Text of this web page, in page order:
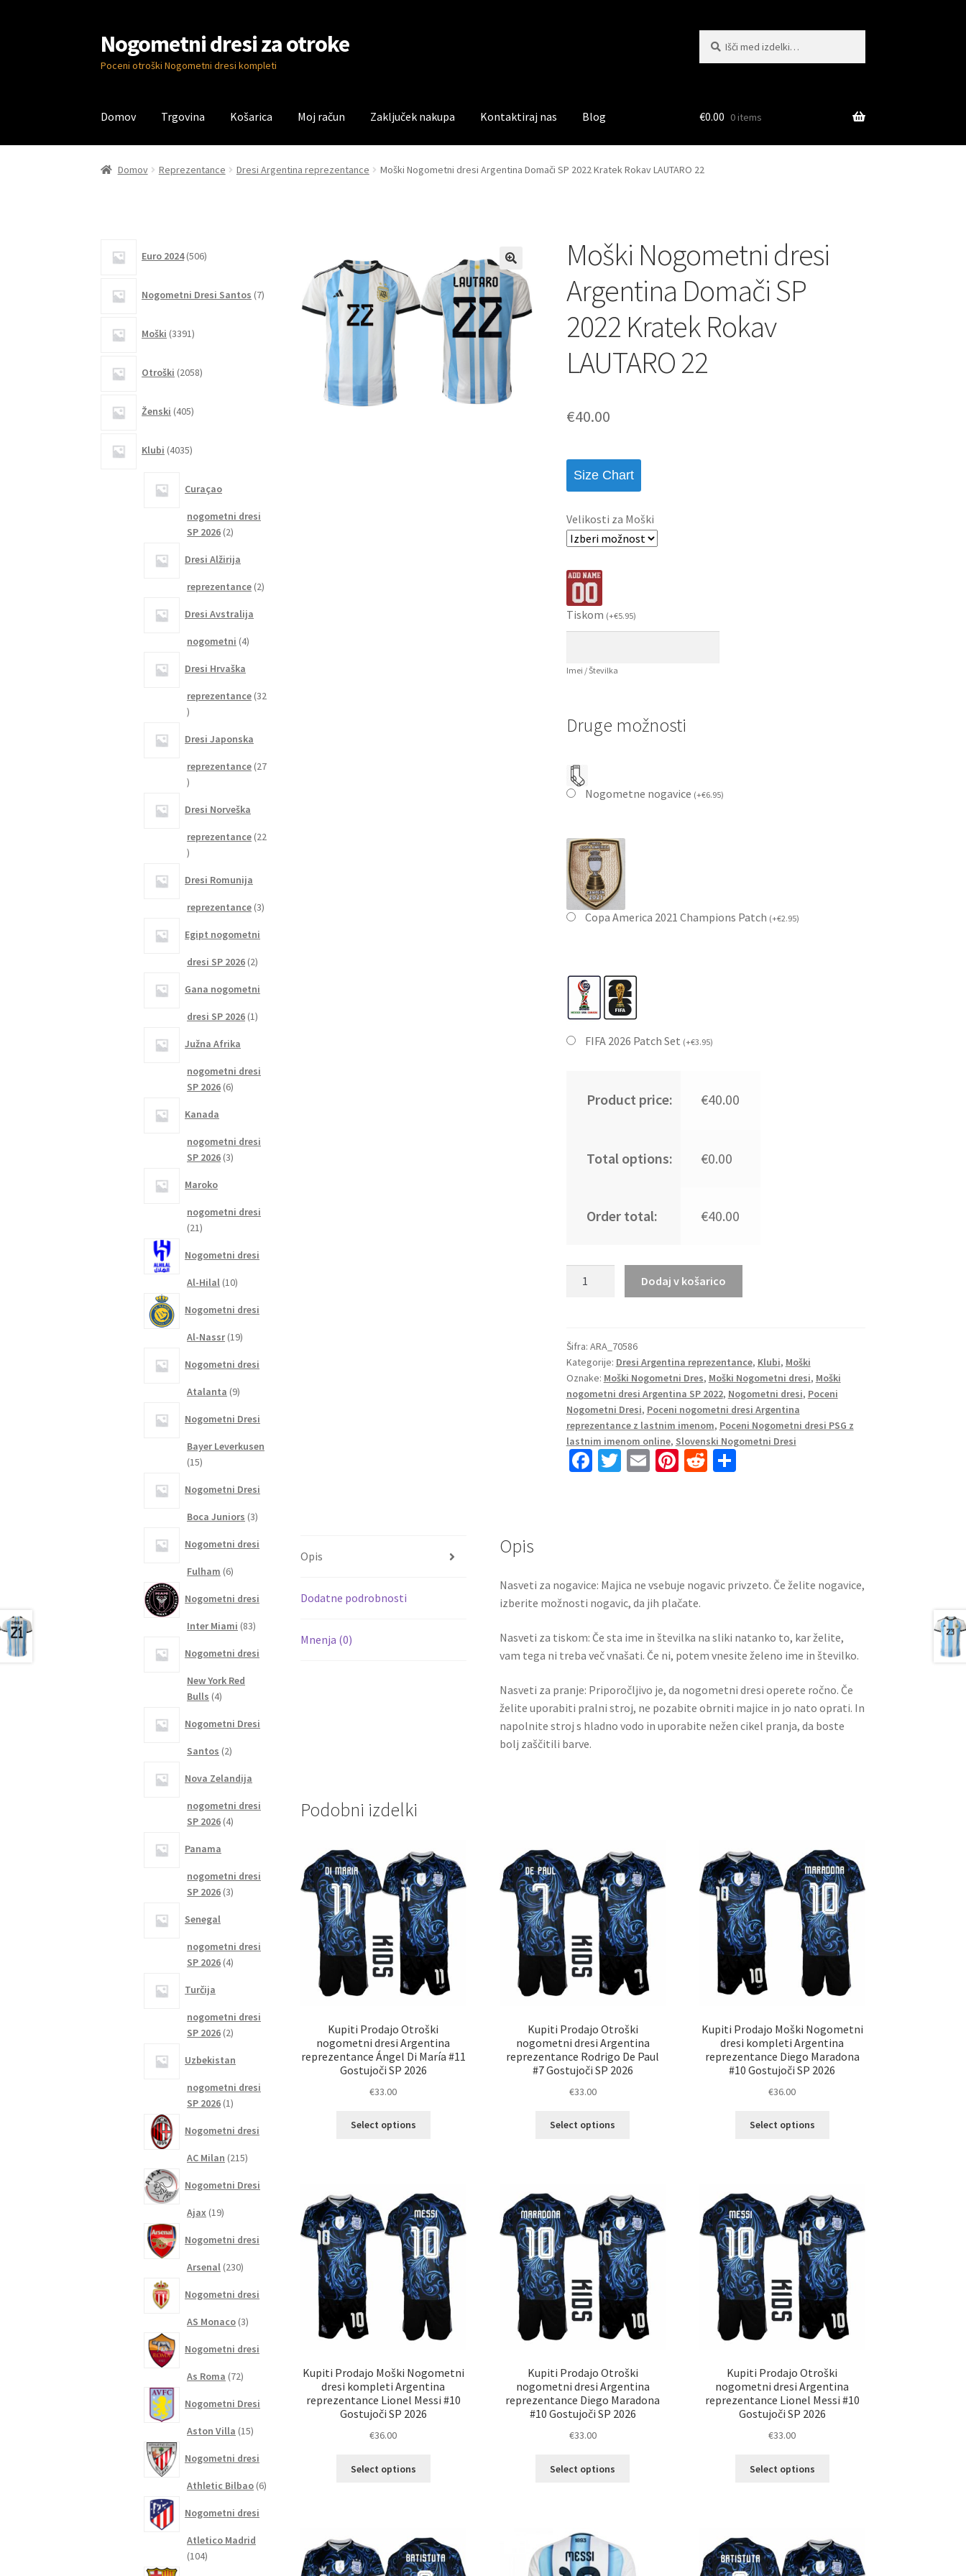
Skip
to
navigation
Skip
to
content
Nogometni dresi za otroke
Poceni otroški Nogometni dresi kompleti
Domov Trgovina Košarica Moj račun Zaključek nakupa Kontaktiraj nas Blog
Domov BlogKontaktiraj nas Košarica Moj račun Trgovina Zaključek nakupa
€0.00 0 items
Domov Reprezentance Dresi Argentina reprezentance Moški Nogometni dresi Argentina Domači SP 2022 Kratek Rokav LAUTARO 22
Moški Nogometni dresi
Argentina Domači SP
2022 Kratek Rokav
LAUTARO 22
€40.00
Size Chart
Velikosti za Moški
Tiskom (+€5.95)
Imei / Številka
Druge možnosti
Nogometne nogavice (+€6.95)
Copa America 2021 Champions Patch (+€2.95)
FIFA 2026 Patch Set (+€3.95)
Product price: €40.00
Total options: €0.00
Order total: €40.00
Domači
SP
2022
Kratek
Rokav
LAUTARO
22
količina
Dodaj v košarico
Šifra: ARA_70586
Kategorije: Dresi Argentina reprezentance, Klubi, Moški
Oznake: Moški Nogometni Dres, Moški Nogometni dresi, Moški
nogometni dresi Argentina SP 2022, Nogometni dresi, Poceni
Nogometni Dresi, Poceni nogometni dresi Argentina
reprezentance z lastnim imenom, Poceni Nogometni dresi PSG z
lastnim imenom online, Slovenski Nogometni Dresi
Fa
k
T E Pi R S
Opis
Dodatne podrobnosti
Mnenja (0)
Opis
Nasveti za nogavice: Majica ne vsebuje nogavic privzeto. Če želite nogavice,
izberite možnosti nogavic, da jih plačate.
Nasveti za tiskom: Če sta ime in številka na sliki natanko to, kar želite,
vam tega ni treba več vnašati. Če ni, potem vnesite želeno ime in številko.
Nasveti za pranje: Priporočljivo je, da nogometni dresi operete ročno. Če
želite uporabiti pralni stroj, ne pozabite obrniti majice in jo nato oprati. In
napolnite stroj s hladno vodo in uporabite nežen cikel pranja, da boste
bolj zaščitili barve.
Podobni izdelki
Kupiti Prodajo Otroški
nogometni dresi Argentina
reprezentance Ángel Di María #11
Gostujoči SP 2026
€33.00
Select options
Možnosti
lahko
izberete
na
strani
izdelka
Kupiti Prodajo Otroški
nogometni dresi Argentina
reprezentance Rodrigo De Paul
#7 Gostujoči SP 2026
€33.00
Select options
Možnosti
lahko
izberete
na
strani
izdelka
Kupiti Prodajo Moški Nogometni
dresi kompleti Argentina
reprezentance Diego Maradona
#10 Gostujoči SP 2026
€36.00
Select options
Možnosti
lahko
izberete
na
strani
izdelka
Kupiti Prodajo Moški Nogometni
dresi kompleti Argentina
reprezentance Lionel Messi #10
Gostujoči SP 2026
€36.00
Select options
Možnosti
lahko
izberete
Kupiti Prodajo Otroški
nogometni dresi Argentina
reprezentance Diego Maradona
#10 Gostujoči SP 2026
€33.00
Select options
lahko
Kupiti Prodajo Otroški
nogometni dresi Argentina
reprezentance Lionel Messi #10
Gostujoči SP 2026
€33.00
Select options
Možnosti
lahko
izberete
Euro 2024 506izdelkov
Nogometni Dresi Santos 7izdelkov
Moški 3391izdelkov
Otroški 2058izdelkov
Ženski 405izdelkov
Klubi 4035izdelkov
Curaçao
nogometni dresi
SP 2026 22
Dresi Alžirija
reprezentance 22
Dresi Avstralija
nogometni 44
Dresi Hrvaška
reprezentance 32
32
Dresi Japonska
reprezentance 27
27
Dresi Norveška
reprezentance 22
22
Dresi Romunija
reprezentance 33
Egipt nogometni
dresi SP 2026 22
Gana nogometni
dresi SP 2026 11
Južna Afrika
nogometni dresi
SP 2026 66
Kanada
nogometni dresi
SP 2026 33
Maroko
nogometni dresi
2121
Nogometni dresi
Al-Hilal 1010
Nogometni dresi
Al-Nassr 1919
Nogometni dresi
Atalanta 99
Nogometni Dresi
Bayer Leverkusen
1515
Nogometni Dresi
Boca Juniors 33
Nogometni dresi
Fulham 66
Nogometni dresi
Inter Miami 8383
Nogometni dresi
New York Red
Bulls 44
Nogometni Dresi
Santos 22
Nova Zelandija
nogometni dresi
SP 2026 44
Panama
nogometni dresi
SP 2026 33
Senegal
nogometni dresi
SP 2026 44
Turčija
nogometni dresi
SP 2026 22
Uzbekistan
nogometni dresi
SP 2026 11
Nogometni dresi
AC Milan 215215
Nogometni Dresi
Ajax 1919
Nogometni dresi
Arsenal 230230
Nogometni dresi
AS Monaco 33
Nogometni dresi
As Roma 7272
Nogometni Dresi
Aston Villa 1515
Nogometni dresi
Athletic Bilbao 66
Nogometni dresi
Atletico Madrid
104104